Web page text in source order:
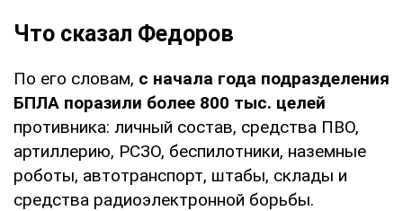
Что сказал Федоров
По его словам, с начала года подразделения
БПЛА поразили более 800 тыс. целей
противника: личный состав, средства ПВО,
артиллерию, РСЗО, беспилотники, наземные
роботы, автотранспорт, штабы, склады и
средства радиоэлектронной борьбы.